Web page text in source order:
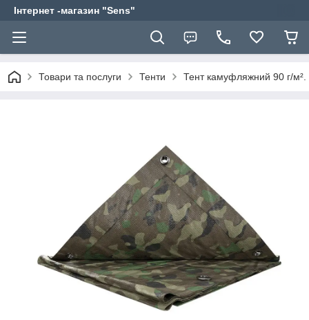
Інтернет -магазин "Sens"
Товари та послуги Тенти Тент камуфляжний 90 г/